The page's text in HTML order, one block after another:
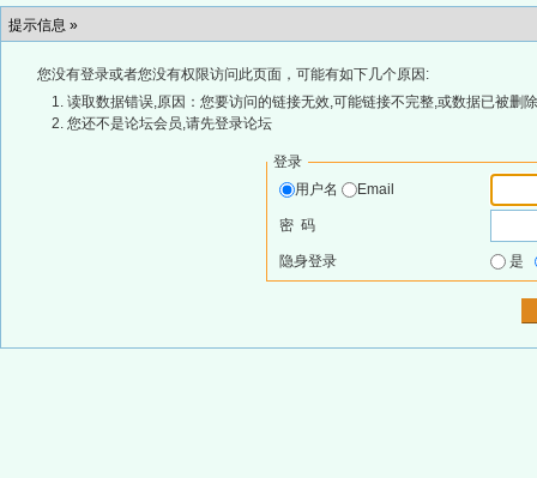
提示信息 »
您没有登录或者您没有权限访问此页面，可能有如下几个原因:
读取数据错误,原因：您要访问的链接无效,可能链接不完整,或数据已被删
您还不是论坛会员,请先登录论坛
登录
用户名
Email
密 码
隐身登录 是